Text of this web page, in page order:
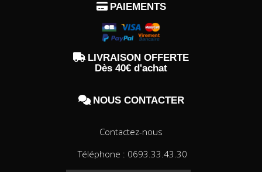
 PAIEMENTS
 LIVRAISON OFFERTE
Dès 40€ d'achat
 NOUS CONTACTER
Contactez-nous
Téléphone : 0693.33.43.30